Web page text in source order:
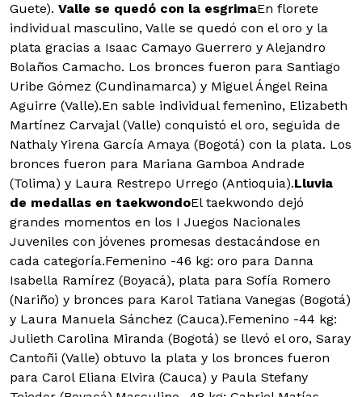
Guete). Valle se quedó con la esgrimaEn florete
individual masculino, Valle se quedó con el oro y la
plata gracias a Isaac Camayo Guerrero y Alejandro
Bolaños Camacho. Los bronces fueron para Santiago
Uribe Gómez (Cundinamarca) y Miguel Ángel Reina
Aguirre (Valle).En sable individual femenino, Elizabeth
Martínez Carvajal (Valle) conquistó el oro, seguida de
Nathaly Yirena García Amaya (Bogotá) con la plata. Los
bronces fueron para Mariana Gamboa Andrade
(Tolima) y Laura Restrepo Urrego (Antioquia).Lluvia
de medallas en taekwondoEl taekwondo dejó
grandes momentos en los I Juegos Nacionales
Juveniles con jóvenes promesas destacándose en
cada categoría.Femenino -46 kg: oro para Danna
Isabella Ramírez (Boyacá), plata para Sofía Romero
(Nariño) y bronces para Karol Tatiana Vanegas (Bogotá)
y Laura Manuela Sánchez (Cauca).Femenino -44 kg:
Julieth Carolina Miranda (Bogotá) se llevó el oro, Saray
Cantoñi (Valle) obtuvo la plata y los bronces fueron
para Carol Eliana Elvira (Cauca) y Paula Stefany